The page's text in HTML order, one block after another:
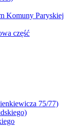
Komuny Paryskiej
część
75/77)